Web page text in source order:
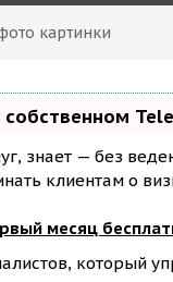
картинки
собственном
знает — без
клиентам о
месяц
который